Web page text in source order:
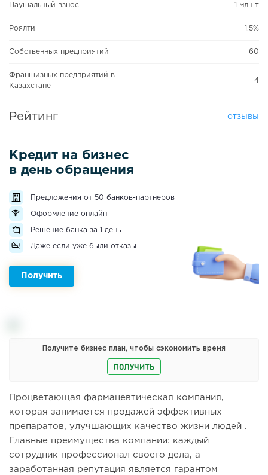
Паушальный взнос 1 млн ₸
Роялти 1,5%
Собственных предприятий 60
Франшизных предприятий в
Казахстане
4
Рейтинг отзывы
Кредит на бизнес
в день обращения
Предложения от 50 банков-партнеров
Оформление онлайн
Решение банка за 1 день
Даже если уже были отказы
Получить
Получите бизнес план, чтобы сэкономить время
ПОЛУЧИТЬ
Процветающая фармацевтическая компания,
которая занимается продажей эффективных
препаратов, улучшающих качество жизни людей .
Главные преимущества компании: каждый
сотрудник профессионал своего дела, а
заработанная репутация является гарантом